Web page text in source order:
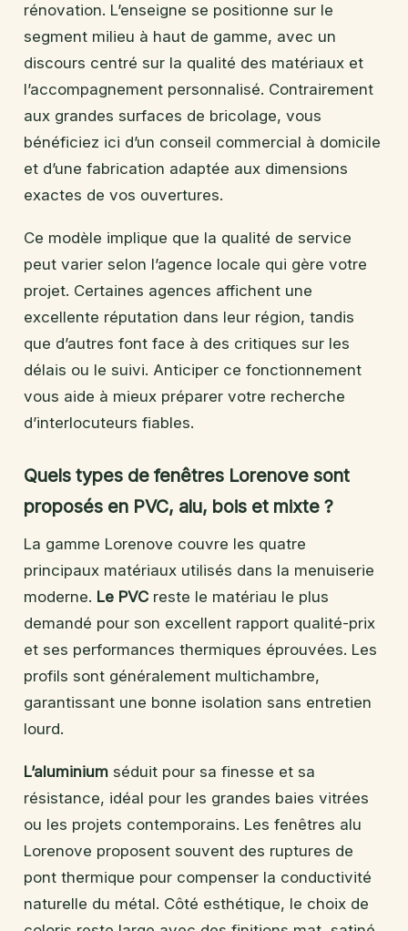
rénovation. L’enseigne se positionne sur le
segment milieu à haut de gamme, avec un
discours centré sur la qualité des matériaux et
l’accompagnement personnalisé. Contrairement
aux grandes surfaces de bricolage, vous
bénéficiez ici d’un conseil commercial à domicile
et d’une fabrication adaptée aux dimensions
exactes de vos ouvertures.
Ce modèle implique que la qualité de service
peut varier selon l’agence locale qui gère votre
projet. Certaines agences affichent une
excellente réputation dans leur région, tandis
que d’autres font face à des critiques sur les
délais ou le suivi. Anticiper ce fonctionnement
vous aide à mieux préparer votre recherche
d’interlocuteurs fiables.
Quels types de fenêtres Lorenove sont
proposés en PVC, alu, bois et mixte ?
La gamme Lorenove couvre les quatre
principaux matériaux utilisés dans la menuiserie
moderne. Le PVC reste le matériau le plus
demandé pour son excellent rapport qualité-prix
et ses performances thermiques éprouvées. Les
profils sont généralement multichambre,
garantissant une bonne isolation sans entretien
lourd.
L’aluminium séduit pour sa finesse et sa
résistance, idéal pour les grandes baies vitrées
ou les projets contemporains. Les fenêtres alu
Lorenove proposent souvent des ruptures de
pont thermique pour compenser la conductivité
naturelle du métal. Côté esthétique, le choix de